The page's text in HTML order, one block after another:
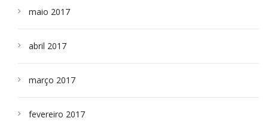
maio 2017
abril 2017
março 2017
fevereiro 2017